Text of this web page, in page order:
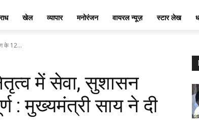
खेल व्यापार मनोरंजन वायरल न्यूज़ स्टार लेख
के 12...
में सेवा, सुशासन
: मुख्यमंत्री साय ने दी